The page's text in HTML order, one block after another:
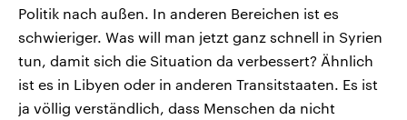
Politik nach außen. In anderen Bereichen ist es
schwieriger. Was will man jetzt ganz schnell in Syrien
tun, damit sich die Situation da verbessert? Ähnlich
ist es in Libyen oder in anderen Transitstaaten. Es ist
ja völlig verständlich, dass Menschen da nicht